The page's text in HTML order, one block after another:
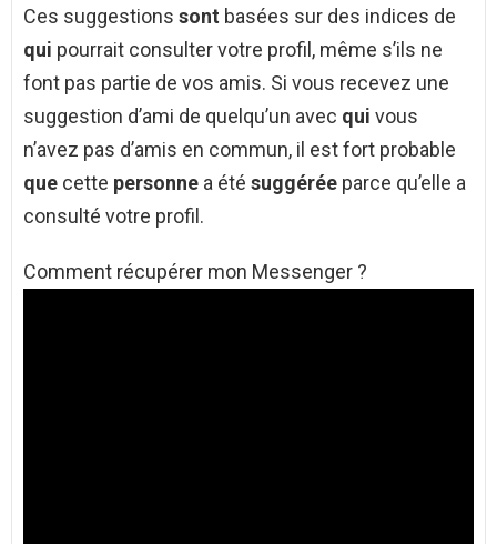
Ces suggestions sont basées sur des indices de
qui pourrait consulter votre profil, même s’ils ne
font pas partie de vos amis. Si vous recevez une
suggestion d’ami de quelqu’un avec qui vous
n’avez pas d’amis en commun, il est fort probable
que cette personne a été suggérée parce qu’elle a
consulté votre profil.
Comment récupérer mon Messenger ?